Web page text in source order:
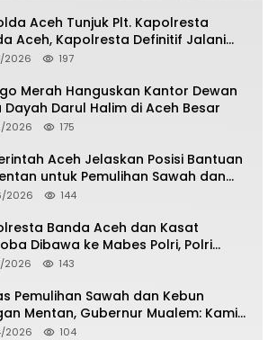
Aceh Tunjuk Plt. Kapolresta
Aceh, Kapolresta Definitif Jalani
di Mabes Polri
2026 197
Merah Hanguskan Kantor Dewan
Dayah Darul Halim di Aceh Besar
2026 175
Aceh Jelaskan Posisi Bantuan
untuk Pemulihan Sawah dan
2026 144
Banda Aceh dan Kasat
Dibawa ke Mabes Polri, Polri
Proses Berjalan Profesional dan
2026 143
Pemulihan Sawah dan Kebun
Mentan, Gubernur Mualem: Kami
Dukungan Pak Menteri
2026 104